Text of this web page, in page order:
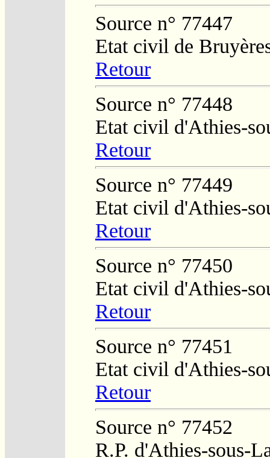
Source n° 77447
Etat civil de
Retour
Source n° 77448
Etat civil d'Athies-
Retour
Source n° 77449
Etat civil d'Athies-
Retour
Source n° 77450
Etat civil d'Athies-
Retour
Source n° 77451
Etat civil d'Athies-
Retour
Source n° 77452
R.P. d'Athies-sous-